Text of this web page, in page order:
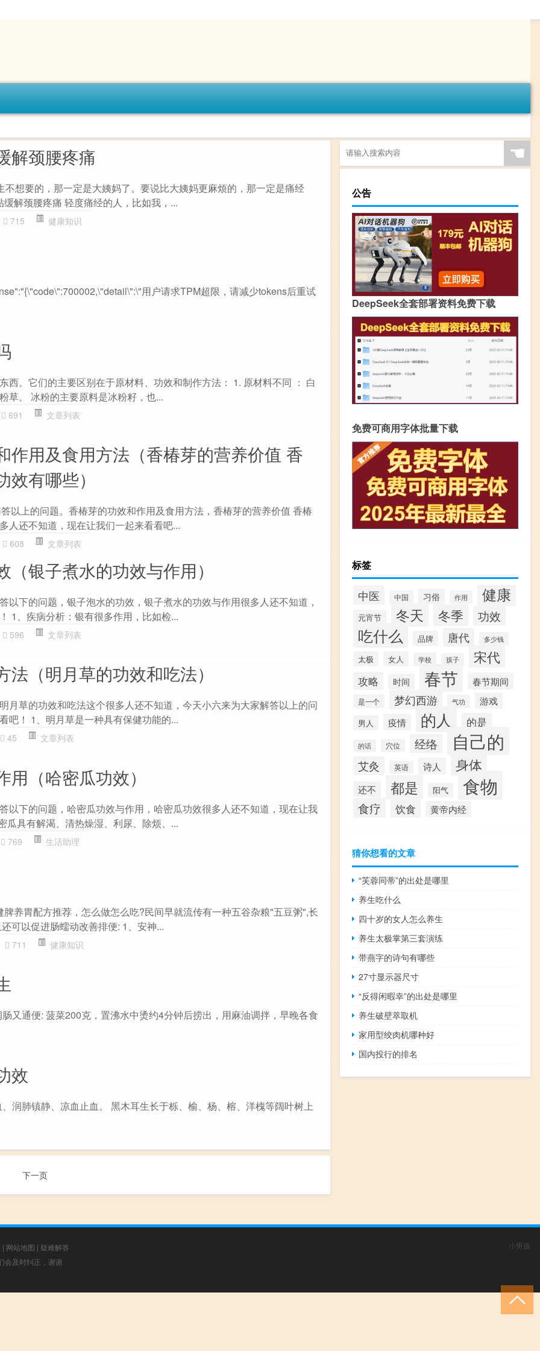
解颈腰疼痛
不想要的，那一定是大姨妈了。要说比大姨妈更麻烦的，那一定是痛经
解颈腰疼痛 轻度痛经的人，比如我，...
715 健康知识
用户请求TPM超限，请减少tokens后重试
西。它们的主要区别在于原材料、功效和制作方法： 1. 原材料不同 ： 白
草。 冰粉的主要原料是冰粉籽，也...
691 文章列表
作用及食用方法（香椿芽的营养价值 香
有哪些）
以上的问题。香椿芽的功效和作用及食用方法，香椿芽的营养价值 香椿
人还不知道，现在让我们一起来看看吧...
608 文章列表
（银子煮水的功效与作用）
以下的问题，银子泡水的功效，银子煮水的功效与作用很多人还不知道，
1、疾病分析：银有很多作用，比如检...
596 文章列表
法（明月草的功效和吃法）
月草的功效和吃法这个很多人还不知道，今天小六来为大家解答以上的问
吧！ 1、明月草是一种具有保健功能的...
45 文章列表
（哈密瓜功效）
以下的问题，哈密瓜功效与作用，哈密瓜功效很多人还不知道，现在让我
瓜具有解渴、清热燥湿、利尿、除烦、...
769 生活助理
养胃配方推荐，怎么做怎么吃?民间早就流传有一种五谷杂粮"五豆粥",长
可以促进肠蠕动改善排便: 1、安神...
711 健康知识
又通便: 菠菜200克，置沸水中烫约4分钟后捞出，用麻油调拌，早晚各食
效
润肺镇静、凉血止血。 黑木耳生长于栎、榆、杨、榕、洋槐等阔叶树上
下一页
☚
公告
DeepSeek全套部署资料免费下载
免费可商用字体批量下载
标签
中医 中国 习俗 作用 健康
元宵节 冬天 冬季 功效
吃什么 品牌 唐代 多少钱
太极 女人 学校 孩子 宋代
攻略 时间 春节 春节期间
是一个 梦幻西游 气功 游戏
男人 疫情 的人 的是
的话 穴位 经络 自己的
艾灸 英语 诗人 身体
还不 都是 阳气 食物
食疗 饮食 黄帝内经
猜你想看的文章
“芙蓉同蒂”的出处是哪里
养生吃什么
四十岁的女人怎么养生
养生太极掌第三套演练
带燕字的诗句有哪些
27寸显示器尺寸
“反得闲暇幸”的出处是哪里
养生破壁萃取机
家用型绞肉机哪种好
国内投行的排名
| 网站地图 | 疑难解答
会及时纠正，谢谢
小男孩